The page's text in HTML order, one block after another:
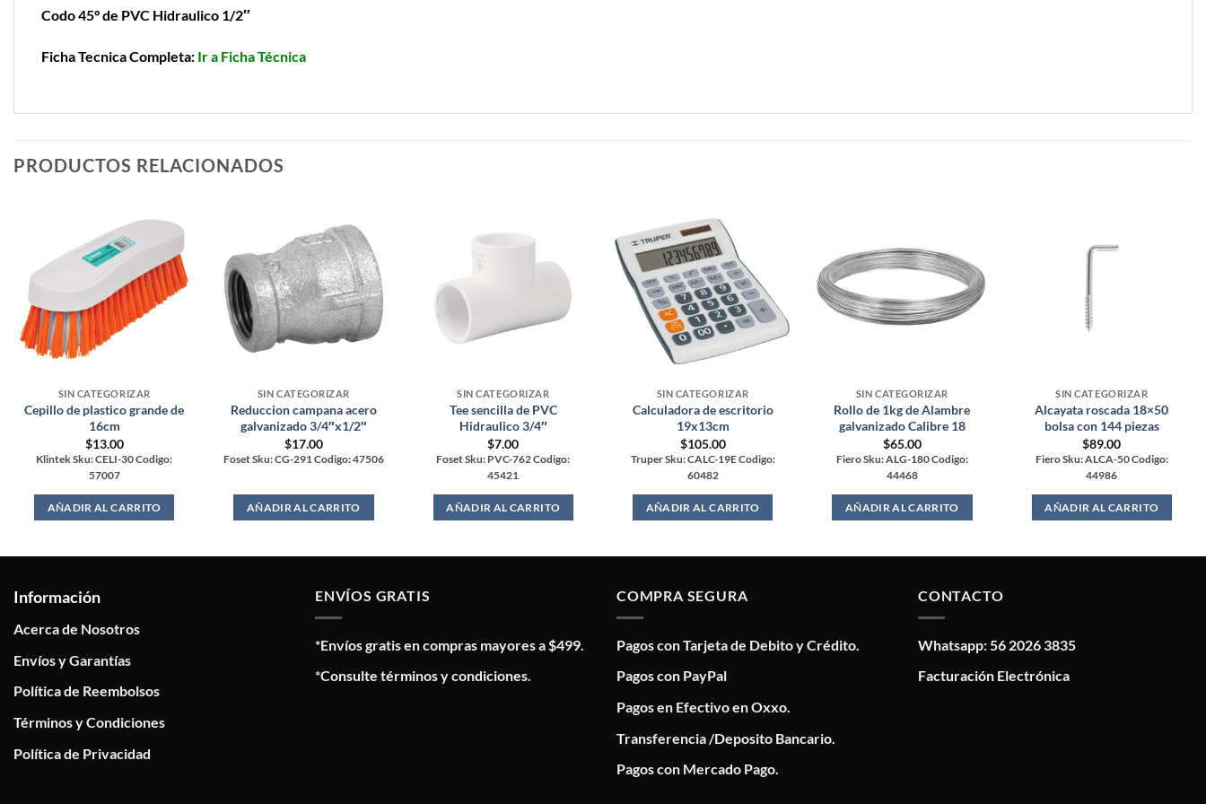
Codo 45° de PVC Hidraulico 1/2″
Ficha Tecnica Completa: Ir a Ficha Técnica
PRODUCTOS RELACIONADOS
SIN CATEGORIZAR
Cepillo de plastico grande de
16cm
$13.00
Klintek Sku: CELI-30 Codigo:
57007
AÑADIR AL CARRITO
SIN CATEGORIZAR
Reduccion campana acero
galvanizado 3/4″x1/2″
$17.00
Foset Sku: CG-291 Codigo: 47506
AÑADIR AL CARRITO
SIN CATEGORIZAR
Tee sencilla de PVC
Hidraulico 3/4″
$7.00
Foset Sku: PVC-762 Codigo:
45421
AÑADIR AL CARRITO
SIN CATEGORIZAR
Calculadora de escritorio
19x13cm
$105.00
Truper Sku: CALC-19E Codigo:
60482
AÑADIR AL CARRITO
SIN CATEGORIZAR
Rollo de 1kg de Alambre
galvanizado Calibre 18
$65.00
Fiero Sku: ALG-180 Codigo:
44468
AÑADIR AL CARRITO
SIN CATEGORIZAR
Alcayata roscada 18×50
bolsa con 144 piezas
$89.00
Fiero Sku: ALCA-50 Codigo:
44986
AÑADIR AL CARRITO
Información
Acerca de Nosotros
Envíos y Garantías
Política de Reembolsos
Términos y Condiciones
Política de Privacidad
ENVÍOS GRATIS
*Envíos gratis en compras mayores a $499.
*Consulte términos y condiciones.
COMPRA SEGURA
Pagos con Tarjeta de Debito y Crédito.
Pagos con PayPal
Pagos en Efectivo en Oxxo.
Transferencia /Deposito Bancario.
Pagos con Mercado Pago.
CONTACTO
Whatsapp: 56 2026 3835
Facturación Electrónica